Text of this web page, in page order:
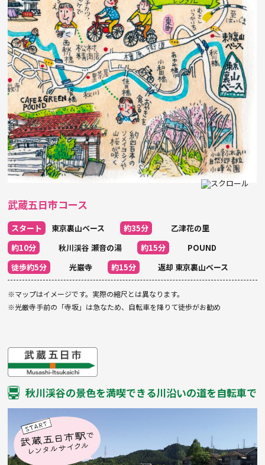
武蔵五日市コース
スタート 東京裏山ベース 約35分
乙津花の里
約10分
秋川渓谷 瀬音の湯 約15分
POUND
徒歩約5分
光巌寺 約15分 返却 東京裏山ベース
※マップはイメージです。実際の縮尺とは異なります。
※光厳寺手前の「寺坂」は急なため、自転車を降りて徒歩がお勧め
秋川渓谷の景色を満喫できる川沿いの道を自転車で